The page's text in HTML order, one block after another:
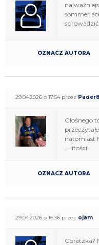
sommer
sprowadzić
OZNACZ AUTORA
29.04.2026 o 17:54 przez
Głośnego
natomiast
… litości!
OZNACZ AUTORA
29.04.2026 o 16:36 przez ojam
Goretzka?